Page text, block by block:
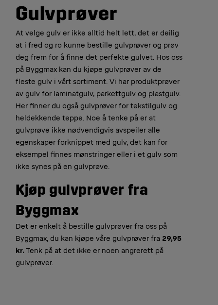
Gulvprøver
At velge gulv er ikke alltid helt lett, det er deilig
at i fred og ro kunne bestille gulvprøver og prøv
deg frem for å finne det perfekte gulvet. Hos oss
på Byggmax kan du kjøpe gulvprøver av de
fleste gulv i vårt sortiment. Vi har produktprøver
av gulv for laminatgulv, parkettgulv og plastgulv.
Her finner du også gulvprøver for tekstilgulv og
heldekkende teppe. Noe å tenke på er at
gulvprøve ikke nødvendigvis avspeiler alle
egenskaper forknippet med gulv, det kan for
eksempel finnes mønstringer eller i et gulv som
ikke synes på en gulvprøve.
Kjøp gulvprøver fra
Byggmax
Det er enkelt å bestille gulvprøver fra oss på
Byggmax, du kan kjøpe våre gulvprøver fra 29,95
kr.Tenk på at det ikke er noen angrerett på
gulvprøver.